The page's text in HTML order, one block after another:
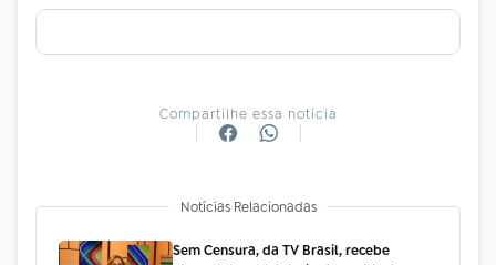
Compartilhe essa notícia
Notícias Relacionadas
Sem Censura, da TV Brasil, recebe